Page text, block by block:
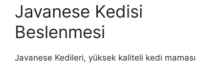
Javanese Kedisi
Beslenmesi
Javanese Kedileri, yüksek kaliteli kedi maması